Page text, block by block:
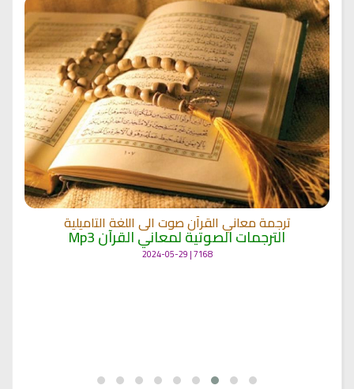
ترجمة معاني القرآن صوت الى اللغة التاميلية
الترجمات الصوتية لمعاني القرآن Mp3
7168 | 2024-05-29